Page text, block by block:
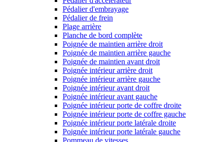
Pédalier d'embrayage
Pédalier de frein
Plage arrière
Planche de bord complète
Poignée de maintien arrière droit
Poignée de maintien arrière gauche
Poignée de maintien avant droit
Poignée intérieur arrière droit
Poignée intérieur arrière gauche
Poignée intérieur avant droit
Poignée intérieur avant gauche
Poignée intérieur porte de coffre droite
Poignée intérieur porte de coffre gauche
Poignée intérieur porte latérale droite
Poignée intérieur porte latérale gauche
Pommeau de vitesses